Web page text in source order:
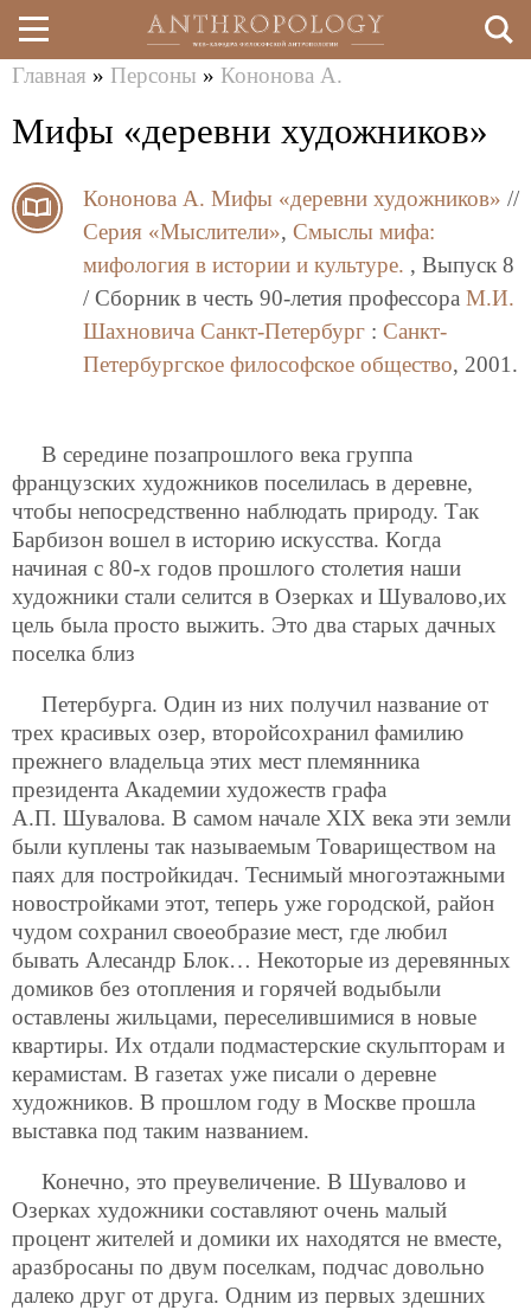
Перейти
к
здесь
Главная » Персоны » Кононова А.
Мифы «деревни художников»
Кононова А. Мифы «деревни художников» //
Серия «Мыслители», Смыслы мифа:
мифология в истории и культуре. , Выпуск 8
/ Сборник в честь 90-летия профессора М.И.
Шахновича Санкт-Петербург : Санкт-
Петербургское философское общество, 2001.
В середине позапрошлого века группа
французских художников поселилась в деревне,
чтобы непосредственно наблюдать природу. Так
Барбизон вошел в историю искусства. Когда
начиная с 80-х годов прошлого столетия наши
художники стали селится в Озерках и Шувалово,их
цель была просто выжить. Это два старых дачных
поселка близ
Петербурга. Один из них получил название от
трех красивых озер, второйсохранил фамилию
прежнего владельца этих мест племянника
президента Академии художеств графа
А.П. Шувалова. В самом начале ХIХ века эти земли
были куплены так называемым Товариществом на
паях для постройкидач. Теснимый многоэтажными
новостройками этот, теперь уже городской, район
чудом сохранил своеобразие мест, где любил
бывать Алесандр Блок… Некоторые из деревянных
домиков без отопления и горячей водыбыли
оставлены жильцами, переселившимися в новые
квартиры. Их отдали подмастерские скульпторам и
керамистам. В газетах уже писали о деревне
художников. В прошлом году в Москве прошла
выставка под таким названием.
Конечно, это преувеличение. В Шувалово и
Озерках художники составляют очень малый
процент жителей и домики их находятся не вместе,
аразбросаны по двум поселкам, подчас довольно
далеко друг от друга. Одним из первых здешних